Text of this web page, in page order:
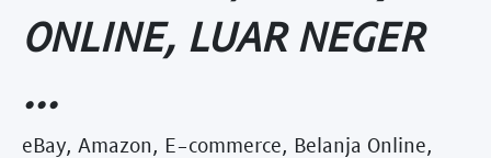
ONLINE, LUAR NEGER
...
eBay, Amazon, E-commerce, Belanja Online,